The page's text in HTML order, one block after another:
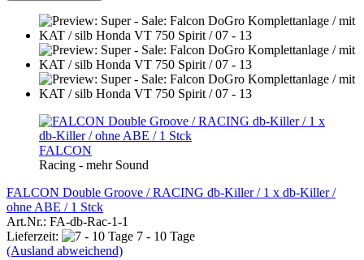
FALCON
Racing - mehr Sound
FALCON Double Groove / RACING db-Killer / 1 x db-Killer /
ohne ABE / 1 Stck
Art.Nr.: FA-db-Rac-1-1
Lieferzeit:
7 - 10 Tage
(Ausland abweichend)